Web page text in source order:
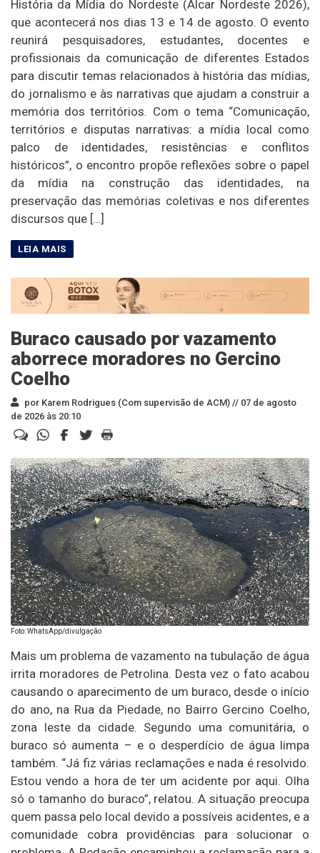
História da Mídia do Nordeste (Alcar Nordeste 2026),
que acontecerá nos dias 13 e 14 de agosto. O evento
reunirá pesquisadores, estudantes, docentes e
profissionais da comunicação de diferentes Estados
para discutir temas relacionados à história das mídias,
do jornalismo e às narrativas que ajudam a construir a
memória dos territórios. Com o tema “Comunicação,
territórios e disputas narrativas: a mídia local como
palco de identidades, resistências e conflitos
históricos”, o encontro propõe reflexões sobre o papel
da mídia na construção das identidades, na
preservação das memórias coletivas e nos diferentes
discursos que […]
Buraco causado por vazamento
aborrece moradores no Gercino
Coelho
por Karem Rodrigues (Com supervisão de ACM) // 07 de agosto
de 2026 às 20:10
Foto: WhatsApp/divulgação
Mais um problema de vazamento na tubulação de água
irrita moradores de Petrolina. Desta vez o fato acabou
causando o aparecimento de um buraco, desde o início
do ano, na Rua da Piedade, no Bairro Gercino Coelho,
zona leste da cidade. Segundo uma comunitária, o
buraco só aumenta – e o desperdício de água limpa
também. “Já fiz várias reclamações e nada é resolvido.
Estou vendo a hora de ter um acidente por aqui. Olha
só o tamanho do buraco”, relatou. A situação preocupa
quem passa pelo local devido a possíveis acidentes, e a
comunidade cobra providências para solucionar o